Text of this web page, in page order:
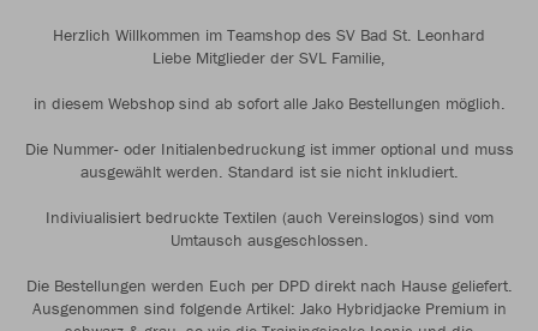
Herzlich Willkommen im Teamshop des SV Bad St. Leonhard
Liebe Mitglieder der SVL Familie,
in diesem Webshop sind ab sofort alle Jako Bestellungen möglich.
Die Nummer- oder Initialenbedruckung ist immer optional und muss
ausgewählt werden. Standard ist sie nicht inkludiert.
Indiviualisiert bedruckte Textilen (auch Vereinslogos) sind vom
Umtausch ausgeschlossen.
Die Bestellungen werden Euch per DPD direkt nach Hause geliefert.
Ausgenommen sind folgende Artikel: Jako Hybridjacke Premium in